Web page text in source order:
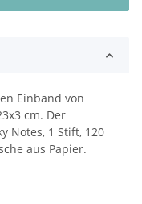
Einband von
cm. Der
Notes, 1 Stift, 120
aus Papier.